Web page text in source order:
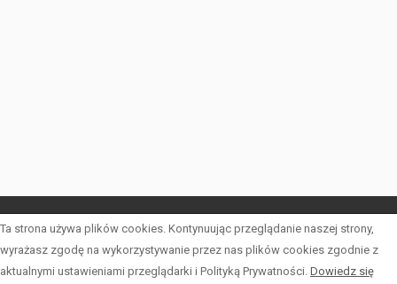
LISTA OFERT
INWESTYCJE
Ta strona używa plików cookies. Kontynuując przeglądanie naszej strony,
wyrażasz zgodę na wykorzystywanie przez nas plików cookies zgodnie z
aktualnymi ustawieniami przeglądarki i Polityką Prywatności. Dowiedz się